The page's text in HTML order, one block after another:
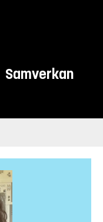
Samverkan